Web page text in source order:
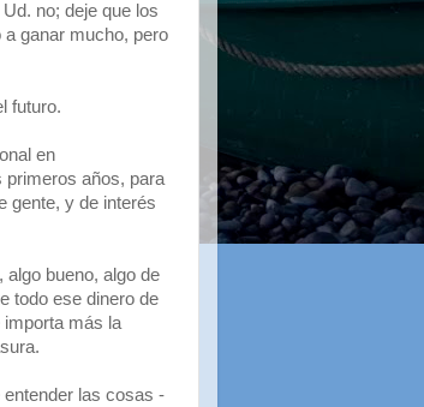
no; deje que los
ganar mucho, pero
futuro.
en
primeros años, para
gente, y de interés
algo bueno, algo de
todo ese dinero de
importa más la
las cosas -